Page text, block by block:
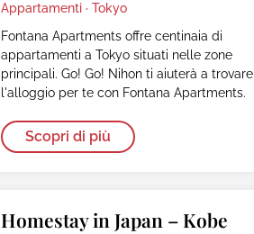
Appartamenti · Tokyo
Fontana Apartments offre centinaia di
appartamenti a Tokyo situati nelle zone
principali. Go! Go! Nihon ti aiuterà a trovare
l'alloggio per te con Fontana Apartments.
Scopri di più
Homestay in Japan – Kobe